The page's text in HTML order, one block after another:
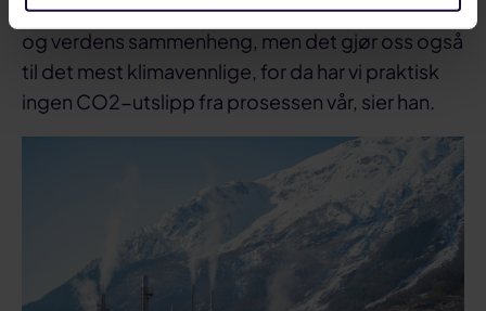
– Det vil gjøre oss til et stort zinkverk i europeisk
og verdens sammenheng, men det gjør oss også
til det mest klimavennlige, for da har vi praktisk
ingen CO2-utslipp fra prosessen vår, sier han.